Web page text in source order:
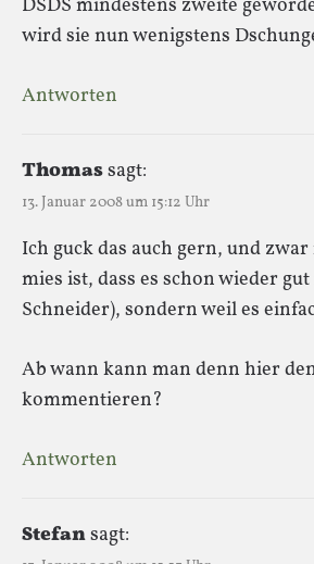
DSDS mindestens zweite
wird sie nun wenigstens
Antworten
Thomassagt:
13. Januar 2008 um 15:12 Uhr
Ich guck das auch gern, und
mies ist, dass es schon wieder
Schneider), sondern weil es
Ab wann kann man denn hier
kommentieren?
Antworten
Stefansagt: